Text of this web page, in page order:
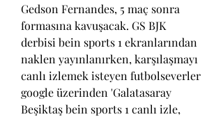
Gedson Fernandes, 5 maç sonra
formasına kavuşacak. GS BJK
derbisi bein sports 1 ekranlarından
naklen yayınlanırken, karşılaşmayı
canlı izlemek isteyen futbolseverler
google üzerinden 'Galatasaray
Beşiktaş bein sports 1 canlı izle,